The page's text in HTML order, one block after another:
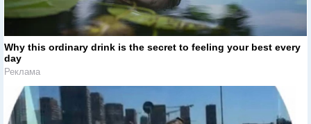
Why this ordinary drink is the secret to feeling your best every
day
Реклама